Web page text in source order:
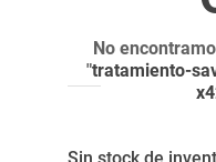
No
tratamiento-